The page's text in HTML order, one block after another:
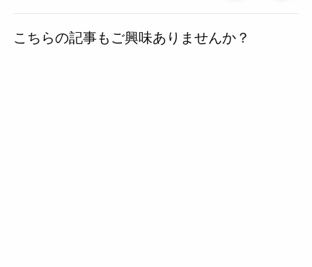
去
こちらの記事もご興味ありませんか？